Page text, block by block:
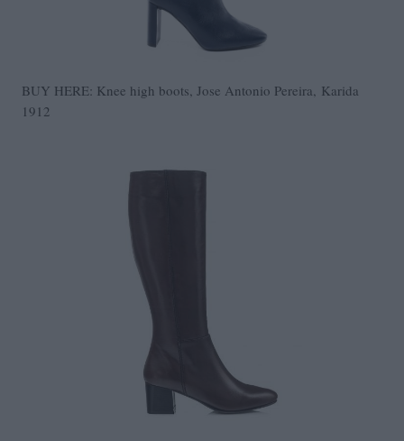
BUY HERE: Knee high boots, Jose Antonio Pereira, Karida
1912